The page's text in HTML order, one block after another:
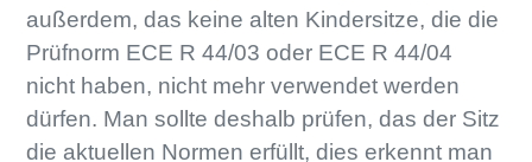
außerdem, das keine alten Kindersitze, die die
Prüfnorm ECE R 44/03 oder ECE R 44/04
nicht haben, nicht mehr verwendet werden
dürfen. Man sollte deshalb prüfen, das der Sitz
die aktuellen Normen erfüllt, dies erkennt man